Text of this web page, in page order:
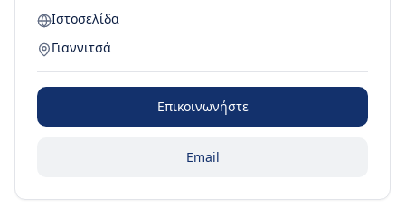
Ιστοσελίδα
Γιαννιτσά
Επικοινωνήστε
Email